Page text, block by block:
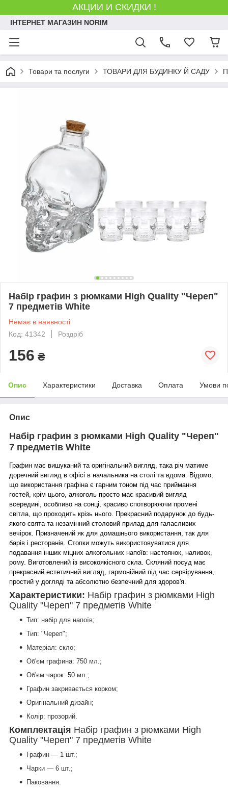
АКЦИИ И СКИДКИ !
ІНТЕРНЕТ МАГАЗИН NORIM
Товари та послуги ТОВАРИ ДЛЯ БУДИНКУ Й САДУ
Набір графин з рюмками High Quality "Череп"
7 предметів White
Немає в наявності
Код: 41342
Роздріб
156 ₴
Опис Характеристики Доставка Оплата Умови
Опис
Набір графин з рюмками High Quality "Череп"
7 предметів White
Графин має вишуканий та оригінальний вигляд, така річ матиме
доречний вигляд в офісі в начальника на столі та вдома. Відомо,
що використання графіна є гарним тоном під час приймання
гостей, крім цього, алкоголь просто має красивий вигляд
всередині, особливо на сонці, красиво спотворюючи промені
світла, що проходить крізь нього. Прекрасний подарунок до будь-
якого свята та незамінний столовий прилад для галасливих
вечірок. Призначений як для домашнього використання, так для
барів і ресторанів. Стопки можуть використовуватися для
подавання інших міцних алкогольних напоїв: настоянок, наливок,
рому. Виготовлений із високоякісного скла. Скляний посуд має
прекрасний естетичний вигляд, гармонійний під час сервірування,
простий у догляді та абсолютно безпечний для здоров'я.
Характеристики: Набір графин з рюмками High
Quality "Череп" 7 предметів White
Тип: набір для напоїв;
Тип: "Череп";
Матеріал: скло;
Об'єм графина: 750 мл.;
Об'єм чарок: 50 мл.;
Графин закривається корком;
Оригінальний дизайн;
Колір: прозорий.
Комплектація Набір графин з рюмками High
Quality "Череп" 7 предметів White
Графин — 1 шт.;
Чарки — 6 шт.;
Паковання.